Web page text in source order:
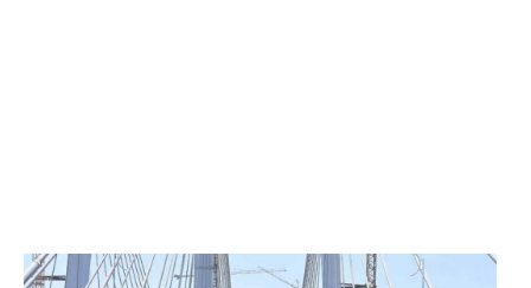
الرئيس عبد الفتاح السيسي يفتتح محور روض الفرج